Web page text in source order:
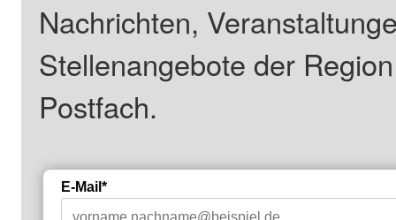
Nachrichten,
Stellenangebote der
Postfach.
E-Mail*